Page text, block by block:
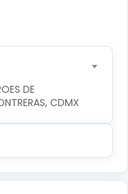
DE
CDMX